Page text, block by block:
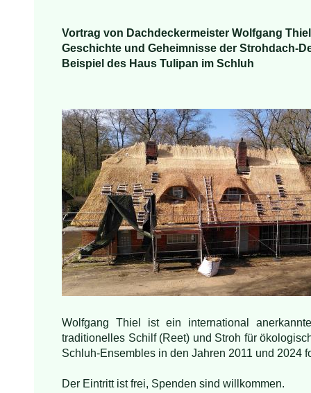
Vortrag von Dachdeckermeister Wolfgang
Geschichte und Geheimnisse der Strohdach-
Beispiel des Haus Tulipan im Schluh
Wolfgang Thiel ist ein international
traditionelles Schilf (Reet) und Stroh für
Schluh-Ensembles in den Jahren 2011 und 2024
Der Eintritt ist frei, Spenden sind willkommen.